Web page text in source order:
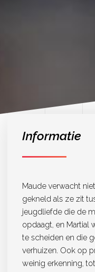
Informatie
Maude verwacht
gekneld als ze zit
jeugdliefde die de
opdaagt, en Martial
te scheiden en die
verhuizen. Ook op
weinig erkenning,